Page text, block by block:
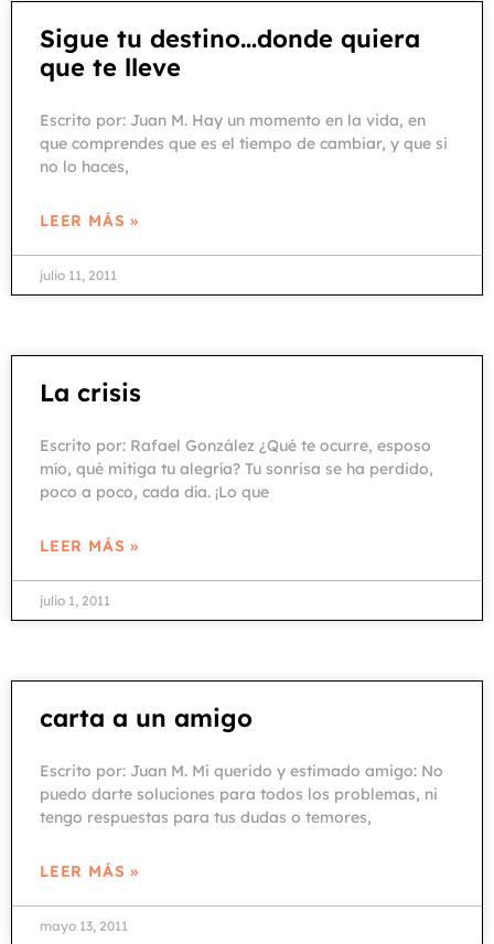
Sigue tu destino…donde quiera
que te lleve
Escrito por: Juan M. Hay un momento en la vida, en
que comprendes que es el tiempo de cambiar, y que si
no lo haces,
LEER MÁS »
julio 11, 2011
La crisis
Escrito por: Rafael González ¿Qué te ocurre, esposo
mío, qué mitiga tu alegría? Tu sonrisa se ha perdido,
poco a poco, cada día. ¡Lo que
LEER MÁS »
julio 1, 2011
carta a un amigo
Escrito por: Juan M. Mi querido y estimado amigo: No
puedo darte soluciones para todos los problemas, ni
tengo respuestas para tus dudas o temores,
LEER MÁS »
mayo 13, 2011